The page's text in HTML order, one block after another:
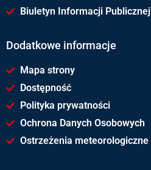
Biuletyn Informacji Publicznej
Dodatkowe informacje
Mapa strony
Dostępność
Polityka prywatności
Ochrona Danych Osobowych
Ostrzeżenia meteorologiczne